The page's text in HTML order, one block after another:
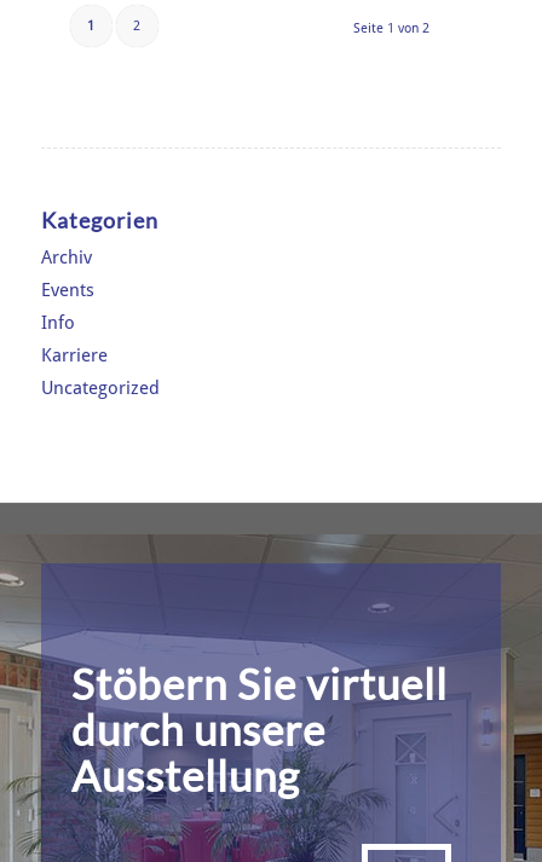
Seite 1 von 2
1 2
Kategorien
Archiv
Events
Info
Karriere
Uncategorized
Stöbern Sie virtuell
durch unsere
Ausstellung